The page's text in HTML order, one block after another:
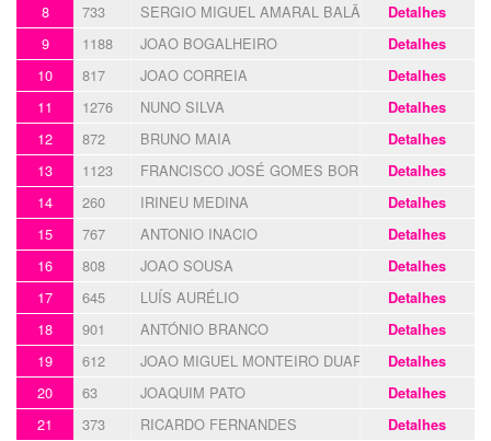
8 733 SERGIO MIGUEL AMARAL BALÃO Detalhes
9 1188 JOAO BOGALHEIRO Detalhes
10 817 JOAO CORREIA Detalhes
11 1276 NUNO SILVA Detalhes
12 872 BRUNO MAIA Detalhes
13 1123 FRANCISCO JOSÉ GOMES BORRALHODetalhes
14 260 IRINEU MEDINA Detalhes
15 767 ANTONIO INACIO Detalhes
16 808 JOAO SOUSA Detalhes
17 645 LUÍS AURÉLIO Detalhes
18 901 ANTÓNIO BRANCO Detalhes
19 612 JOAO MIGUEL MONTEIRO DUARTE Detalhes
20 63 JOAQUIM PATO Detalhes
21 373 RICARDO FERNANDES Detalhes